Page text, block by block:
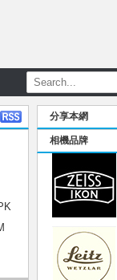
分享本網
相機品牌